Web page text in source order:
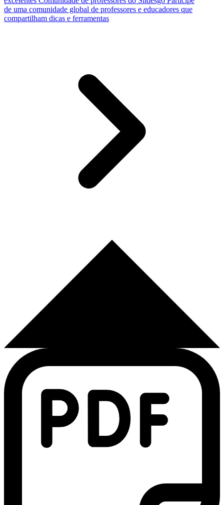
de uma comunidade global de professores e educadores que
compartilham dicas e ferramentas